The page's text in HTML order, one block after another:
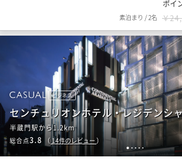
ポイ
素泊まり /2名 ￥
1 2345
ビジネス
センチュリオンホテル・レジデンシ
半蔵門駅から1.2km
総合点3.8 （ 14件のレビュー ）